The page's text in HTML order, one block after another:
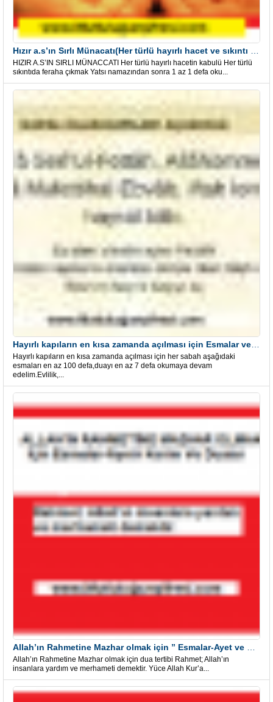
HIZIR A.S’IN SIRLI MÜNACCATI Her türlü hayırlı hacetin kabulü Her türlü
sıkıntıda feraha çıkmak Yatsı namazından sonra 1 az 1 defa oku...
Hayırlı kapıların en kısa zamanda açılması için her sabah aşağıdaki
esmaları en az 100 defa,duayı en az 7 defa okumaya devam
edelim.Evlilik,...
Allah’ın Rahmetine Mazhar olmak için dua tertibi Rahmet; Allah’ın
insanlara yardım ve merhameti demektir. Yüce Allah Kur’a...